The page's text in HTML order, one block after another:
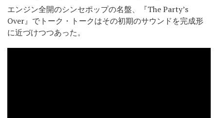
エンジン全開のシンセポップの名盤、『The Party’s
Over』でトーク・トークはその初期のサウンドを完成形
に近づけつつあった。